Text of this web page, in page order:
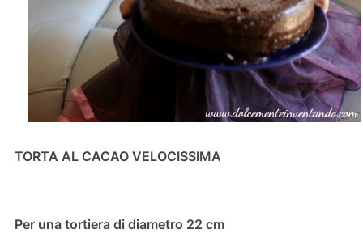
TORTA AL CACAO VELOCISSIMA
Per una tortiera di diametro 22 cm